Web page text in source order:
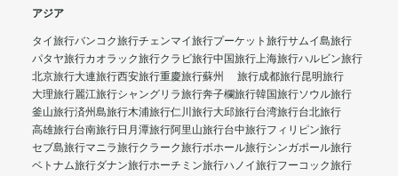
アジア
タイ旅行バンコク旅行チェンマイ旅行プーケット旅行サムイ島旅行
パタヤ旅行カオラック旅行クラビ旅行中国旅行上海旅行ハルビン旅行
北京旅行大連旅行西安旅行重慶旅行蘇州 旅行成都旅行昆明旅行
大理旅行麗江旅行シャングリラ旅行奔子欄旅行韓国旅行ソウル旅行
釜山旅行済州島旅行木浦旅行仁川旅行大邱旅行台湾旅行台北旅行
高雄旅行台南旅行日月潭旅行阿里山旅行台中旅行フィリピン旅行
セブ島旅行マニラ旅行クラーク旅行ボホール旅行シンガポール旅行
ベトナム旅行ダナン旅行ホーチミン旅行ハノイ旅行フーコック旅行